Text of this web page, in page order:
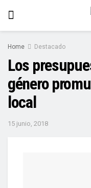
Home Destacado
Los
género
local
15 junio, 2018